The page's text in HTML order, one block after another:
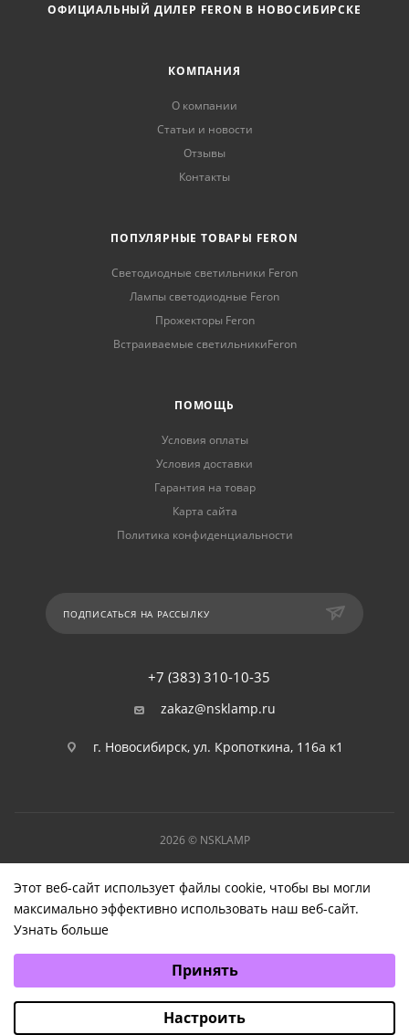
ОФИЦИАЛЬНЫЙ ДИЛЕР FERON В НОВОСИБИРСКЕ
КОМПАНИЯ
О компании
Статьи и новости
Отзывы
Контакты
ПОПУЛЯРНЫЕ ТОВАРЫ FERON
Светодиодные светильники Feron
Лампы светодиодные Feron
Прожекторы Feron
Встраиваемые светильникиFeron
ПОМОЩЬ
Условия оплаты
Условия доставки
Гарантия на товар
Карта сайта
Политика конфиденциальности
ПОДПИСАТЬСЯ НА РАССЫЛКУ
+7 (383) 310-10-35
zakaz@nsklamp.ru
г. Новосибирск, ул. Кропоткина, 116а к1
2026 © NSKLAMP
Этот веб-сайт использует файлы cookie, чтобы вы могли
максимально эффективно использовать наш веб-сайт.
Узнать больше
Аналитические/Функциональные
Принять
Настроить